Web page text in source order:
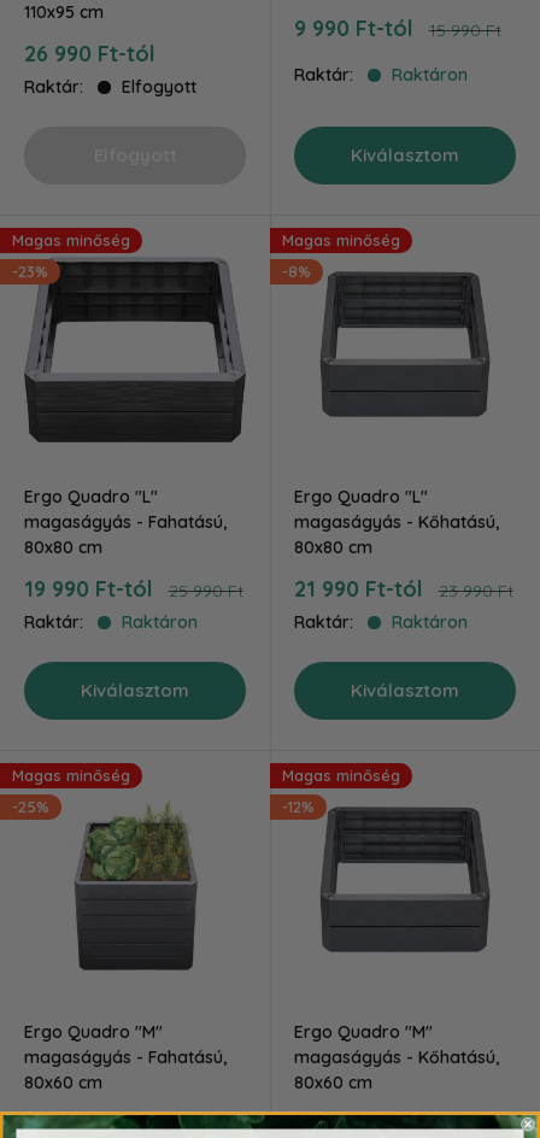
110x95 cm
Akciós
ár
26 990 Ft-tól
Raktár: Elfogyott
Akciós
9 990 Ft-tól Ár
15 990 Ft
Raktár: Raktáron
Kiválasztom
Magas minőség
-23%
Ergo Quadro "L"
magaságyás - Fahatású,
80x80 cm
Akciós
ár
19 990 Ft-tól Ár
25 990 Ft
Raktár:
Raktáron
Kiválasztom
Magas minőség
-8%
Ergo Quadro "L"
magaságyás - Kőhatású,
80x80 cm
Akciós
ár
21 990 Ft-tól Ár
23 990 Ft
Raktár:
Raktáron
Kiválasztom
Magas minőség
-25%
Ergo Quadro "M"
magaságyás - Fahatású,
80x60 cm
Akciós
17 990 Ft-tól Ár
23 990 Ft
Magas minőség
-12%
Ergo Quadro "M"
magaságyás - Kőhatású,
80x60 cm
Akciós
21 990 Ft-tól Ár
24 990 Ft